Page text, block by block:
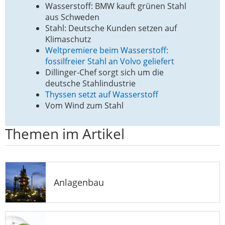
Wasserstoff: BMW kauft grünen Stahl
aus Schweden
Stahl: Deutsche Kunden setzen auf
Klimaschutz
Weltpremiere beim Wasserstoff:
fossilfreier Stahl an Volvo geliefert
Dillinger-Chef sorgt sich um die
deutsche Stahlindustrie
Thyssen setzt auf Wasserstoff
Vom Wind zum Stahl
Themen im Artikel
Anlagenbau